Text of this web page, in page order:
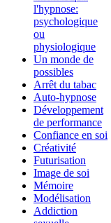
l'hypnose:
psychologique
ou
physiologique
Un monde de
possibles
Arrêt du tabac
Auto-hypnose
Développement
de performance
Confiance en soi
Créativité
Futurisation
Image de soi
Mémoire
Modélisation
Addiction